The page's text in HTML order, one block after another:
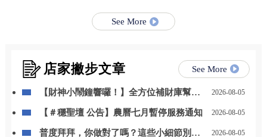
See More
店家撇步文章 See More
【財神小鬧鐘響囉！】全方位補財庫幫你
2026-08-05
【＃穩聖壇 公告】農曆七月暫停服務通知 2026-08-05
普度拜拜，你做對了嗎？這些小細節別忽
2026-08-05